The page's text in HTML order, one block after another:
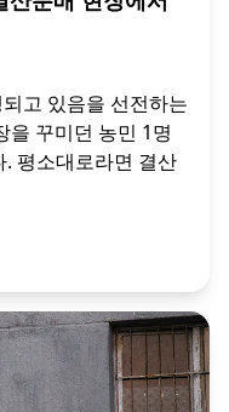
고 있음을 선전하는
을 꾸미던 농민 1명
평소대로라면 결산